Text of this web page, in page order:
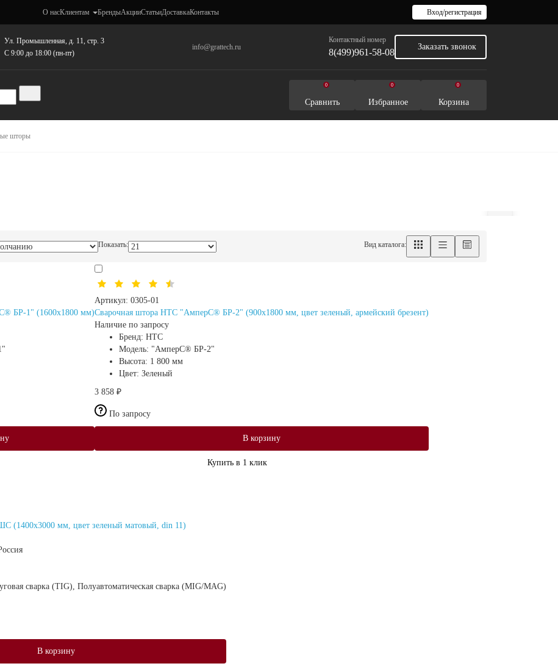
О насКлиентам БрендыАкцииСтатьиДоставкаКонтакты Вход/регистрация
Ул. Промышленная, д. 11, стр. 3
C 9:00 до 18:00 (пн-пт)
info@grattech.ru
Контактный номер
8(499)961-58-08
Заказать звонок
0
Сравнить
0
Избранное
0
Корзина
шторы
Показать: Вид каталога:
БР-1" (1600х1800 мм)
Артикул: 0305-01
Сварочная штора HTC "АмперС® БР-2" (900х1800 мм, цвет зеленый, армейский брезент)
Наличие по запросу
Бренд: HTC
Модель: "АмперС® БР-2"
Высота: 1 800 мм
Цвет: Зеленый
3 858 ₽
По запросу
В корзину
Купить в 1 клик
(1400x3000 мм, цвет зеленый матовый, din 11)
сварка (TIG), Полуавтоматическая сварка (MIG/MAG)
В корзину